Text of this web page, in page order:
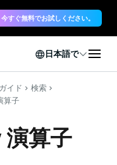
今すぐ無料でお試しください。
日本語で
イド
検索
算子
算子